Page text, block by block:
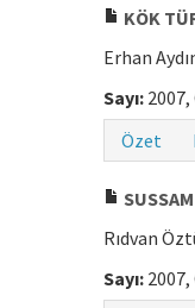
KÖK
Erhan
Sayı: 2007,
Özet
Rıdvan
Sayı: 2007,